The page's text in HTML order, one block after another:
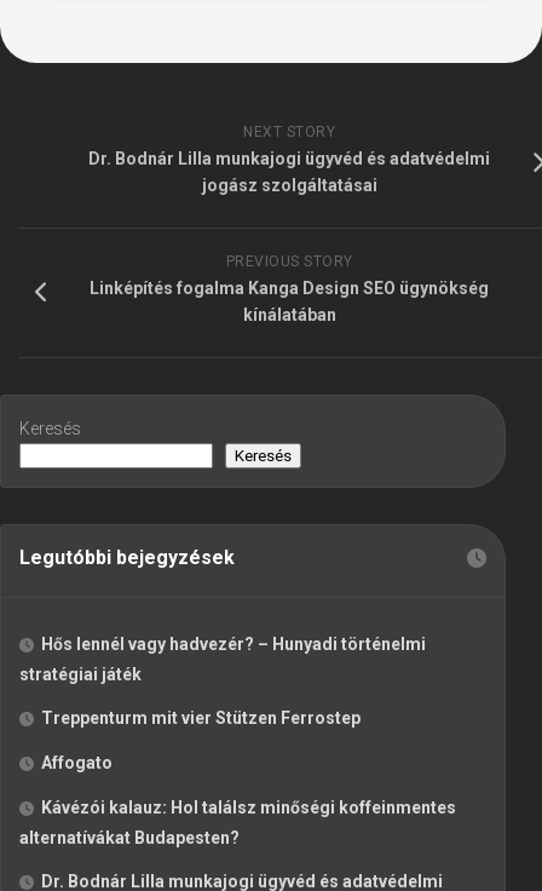
NEXT STORY
Dr. Bodnár Lilla munkajogi ügyvéd és adatvédelmi
jogász szolgáltatásai
PREVIOUS STORY
Linképítés fogalma Kanga Design SEO ügynökség
kínálatában
Keresés
Keresés
Legutóbbi bejegyzések
Hős lennél vagy hadvezér? – Hunyadi történelmi
stratégiai játék
Treppenturm mit vier Stützen Ferrostep
Affogato
Kávézói kalauz: Hol találsz minőségi koffeinmentes
alternatívákat Budapesten?
Dr. Bodnár Lilla munkajogi ügyvéd és adatvédelmi